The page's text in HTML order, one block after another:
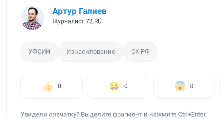
Артур Галиев
Журналист 72.RU
УФСИН Изнасилование СК РФ
0 0 0
Увидели опечатку? Выделите фрагмент и нажмите Ctrl+Enter